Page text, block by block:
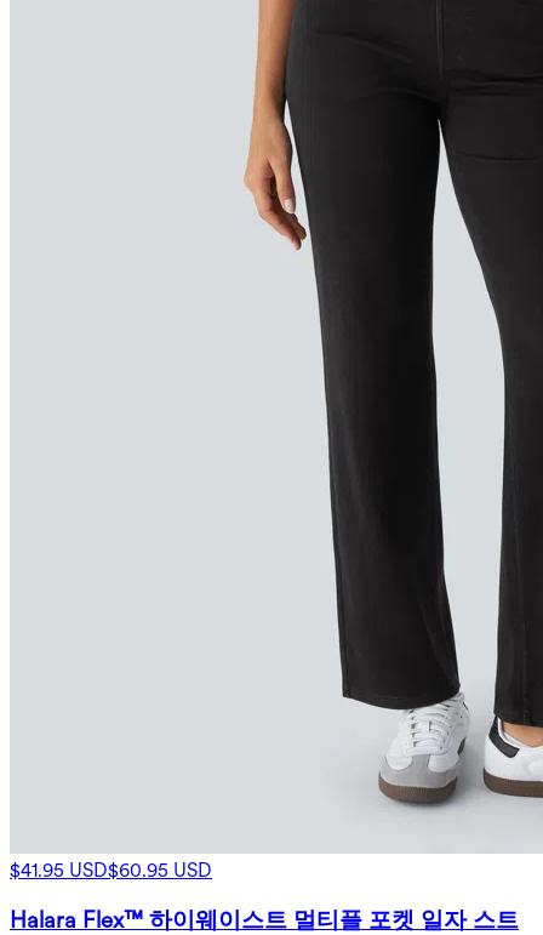
$41.95 USD$60.95 USD
Halara Flex™ 하이웨이스트 멀티플 포켓 일자 스트